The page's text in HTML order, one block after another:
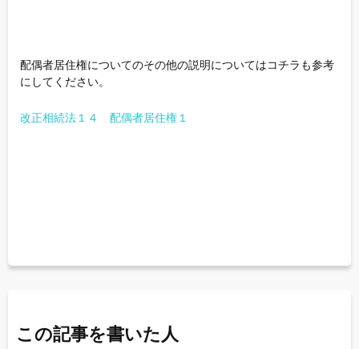
配偶者居住権についてのその他の説明についてはコチラも参考
にしてください。
改正相続法１４ 配偶者居住権１
この記事を書いた人